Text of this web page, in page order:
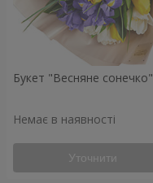
Букет "Весняне сонечко"
Немає в наявності
Уточнити